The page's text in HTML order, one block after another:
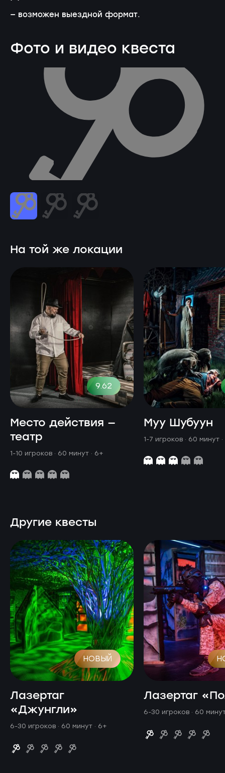
— возможен выездной формат.
Фото и видео квеста
На той же локации
9.62
Место действия —
театр
1-10 игроков · 60 минут · 6+
Муу Шубуун
1-7 игроков · 60 минут
Другие квесты
НОВЫЙ
Лазертаг
«Джунгли»
6-30 игроков · 60 минут · 6+
Лазертаг
6-30 игроков · 60